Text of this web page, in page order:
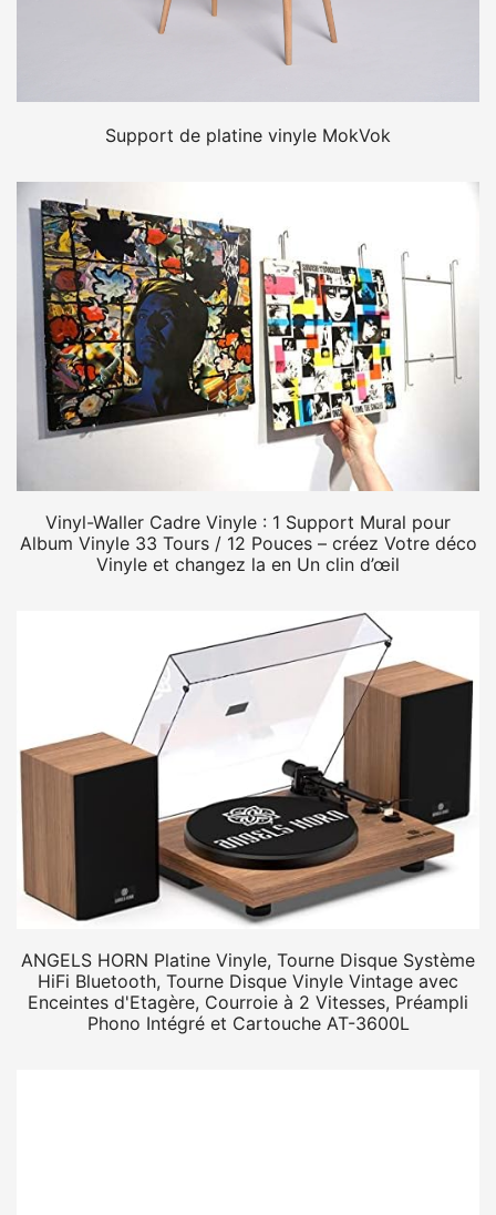
Support de platine vinyle MokVok
Vinyl-Waller Cadre Vinyle : 1 Support Mural pour
Album Vinyle 33 Tours / 12 Pouces – créez Votre déco
Vinyle et changez la en Un clin d’œil
ANGELS HORN Platine Vinyle, Tourne Disque Système
HiFi Bluetooth, Tourne Disque Vinyle Vintage avec
Enceintes d'Etagère, Courroie à 2 Vitesses, Préampli
Phono Intégré et Cartouche AT-3600L